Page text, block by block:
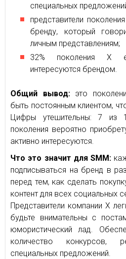
специальных
представители
бренду, который
личным представлениям;
32% поколения X
интересуются брендом.
Общий вывод: это
быть постоянным клиентом,
Цифры утешительны: 7 из
поколения вероятно
активно интересуются.
Что это значит для SMM:
подписываться на бренд в
перед тем, как сделать
контент для всех социальных
Представители компании Х
будьте внимательны с
юмористический лад.
количество конкурсов,
специальных предложений.